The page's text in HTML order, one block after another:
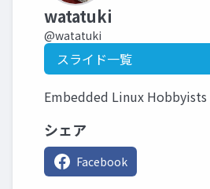
watatuki
@watatuki
スライド一覧
Embedded Linux Hobbyists
シェア
Facebook